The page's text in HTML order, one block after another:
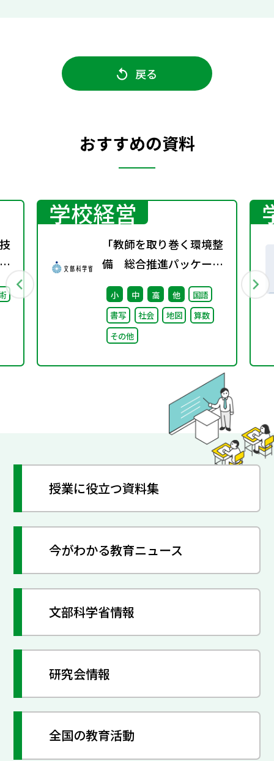
戻る
おすすめの資料
学校経営
「教師を取り巻く環境整
備 総合推進パッケー
ジ」取りまとめ
小 中 高 他
国語
書写
社会 地図
算数
その他
授業に役立つ資料集
今がわかる教育ニュース
文部科学省情報
研究会情報
全国の教育活動